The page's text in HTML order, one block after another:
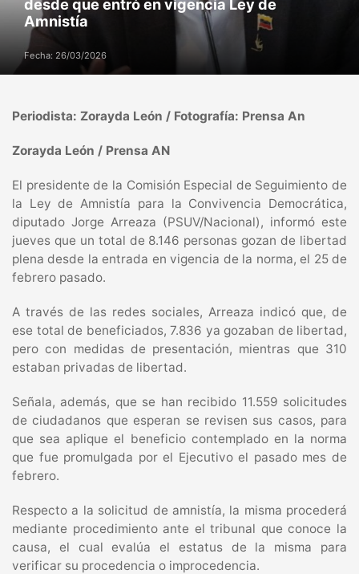
desde que entró en vigencia Ley de
Amnistía
Fecha: 26/03/2026
Periodista: Zorayda León / Fotografía: Prensa An
Zorayda León / Prensa AN
El presidente de la Comisión Especial de Seguimiento de
la Ley de Amnistía para la Convivencia Democrática,
diputado Jorge Arreaza (PSUV/Nacional), informó este
jueves que un total de 8.146 personas gozan de libertad
plena desde la entrada en vigencia de la norma, el 25 de
febrero pasado.
A través de las redes sociales, Arreaza indicó que, de
ese total de beneficiados, 7.836 ya gozaban de libertad,
pero con medidas de presentación, mientras que 310
estaban privadas de libertad.
Señala, además, que se han recibido 11.559 solicitudes
de ciudadanos que esperan se revisen sus casos, para
que sea aplique el beneficio contemplado en la norma
que fue promulgada por el Ejecutivo el pasado mes de
febrero.
Respecto a la solicitud de amnistía, la misma procederá
mediante procedimiento ante el tribunal que conoce la
causa, el cual evalúa el estatus de la misma para
verificar su procedencia o improcedencia.